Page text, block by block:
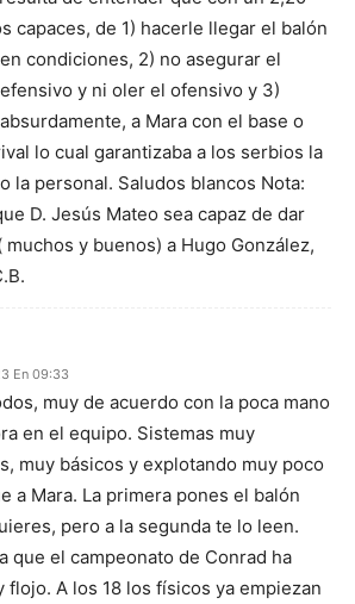
capaces, de 1) hacerle llegar el balón
condiciones, 2) no asegurar el
y ni oler el ofensivo y 3)
a Mara con el base o
lo cual garantizaba a los serbios la
la personal. Saludos blancos Nota:
D. Jesús Mateo sea capaz de dar
muchos y buenos) a Hugo González,
En 09:33
muy de acuerdo con la poca mano
en el equipo. Sistemas muy
muy básicos y explotando muy poco
a Mara. La primera pones el balón
pero a la segunda te lo leen.
que el campeonato de Conrad ha
flojo. A los 18 los físicos ya empiezan